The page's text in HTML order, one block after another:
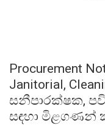
Procurement
Janitorial,
සනීපාරක්ෂක,
සඳහා මිළගණන්